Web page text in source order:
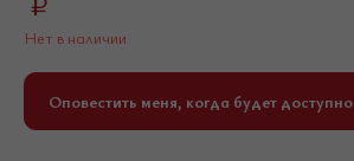
Нет в наличии
Оповестить меня, когда будет доступно